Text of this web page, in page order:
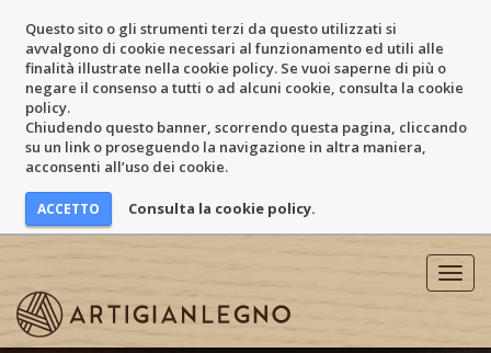
Questo sito o gli strumenti terzi da questo utilizzati si
avvalgono di cookie necessari al funzionamento ed utili alle
finalità illustrate nella cookie policy. Se vuoi saperne di più o
negare il consenso a tutti o ad alcuni cookie, consulta la cookie
policy.
Chiudendo questo banner, scorrendo questa pagina, cliccando
su un link o proseguendo la navigazione in altra maniera,
acconsenti all’uso dei cookie.
Consulta la cookie policy.